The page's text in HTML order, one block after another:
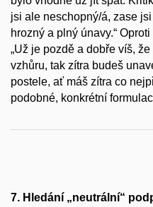
jsi ale neschopný/á, zase
hrozný a plný únavy.“
„Už je pozdě a dobře víš,
vzhůru, tak zítra budeš
postele, ať máš zítra co
podobné, konkrétní
7. Hledání „neutrální“